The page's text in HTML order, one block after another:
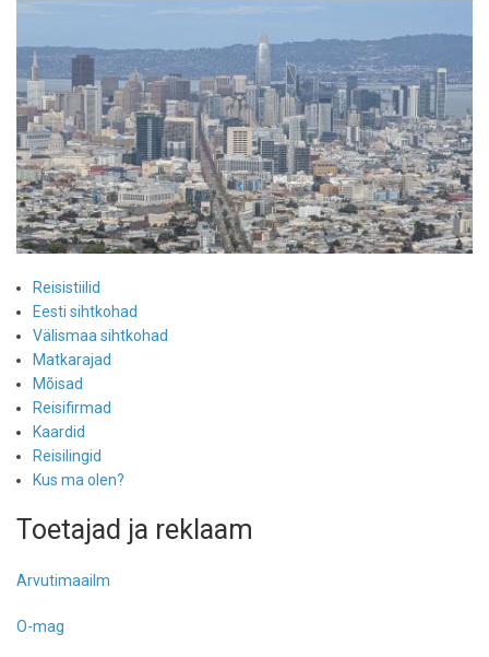
Reisistiilid
Eesti sihtkohad
Välismaa sihtkohad
Matkarajad
Mõisad
Reisifirmad
Kaardid
Reisilingid
Kus ma olen?
Toetajad ja reklaam
Arvutimaailm
O-mag